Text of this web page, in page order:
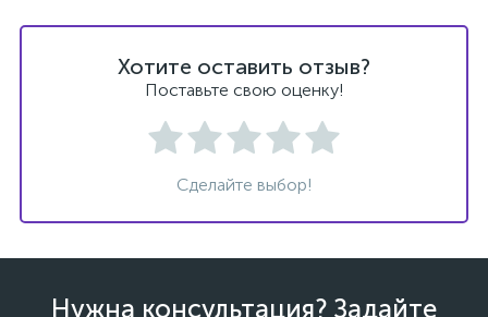
Хотите оставить отзыв?
Поставьте свою оценку!
Сделайте выбор!
Нужна консультация? Задайте